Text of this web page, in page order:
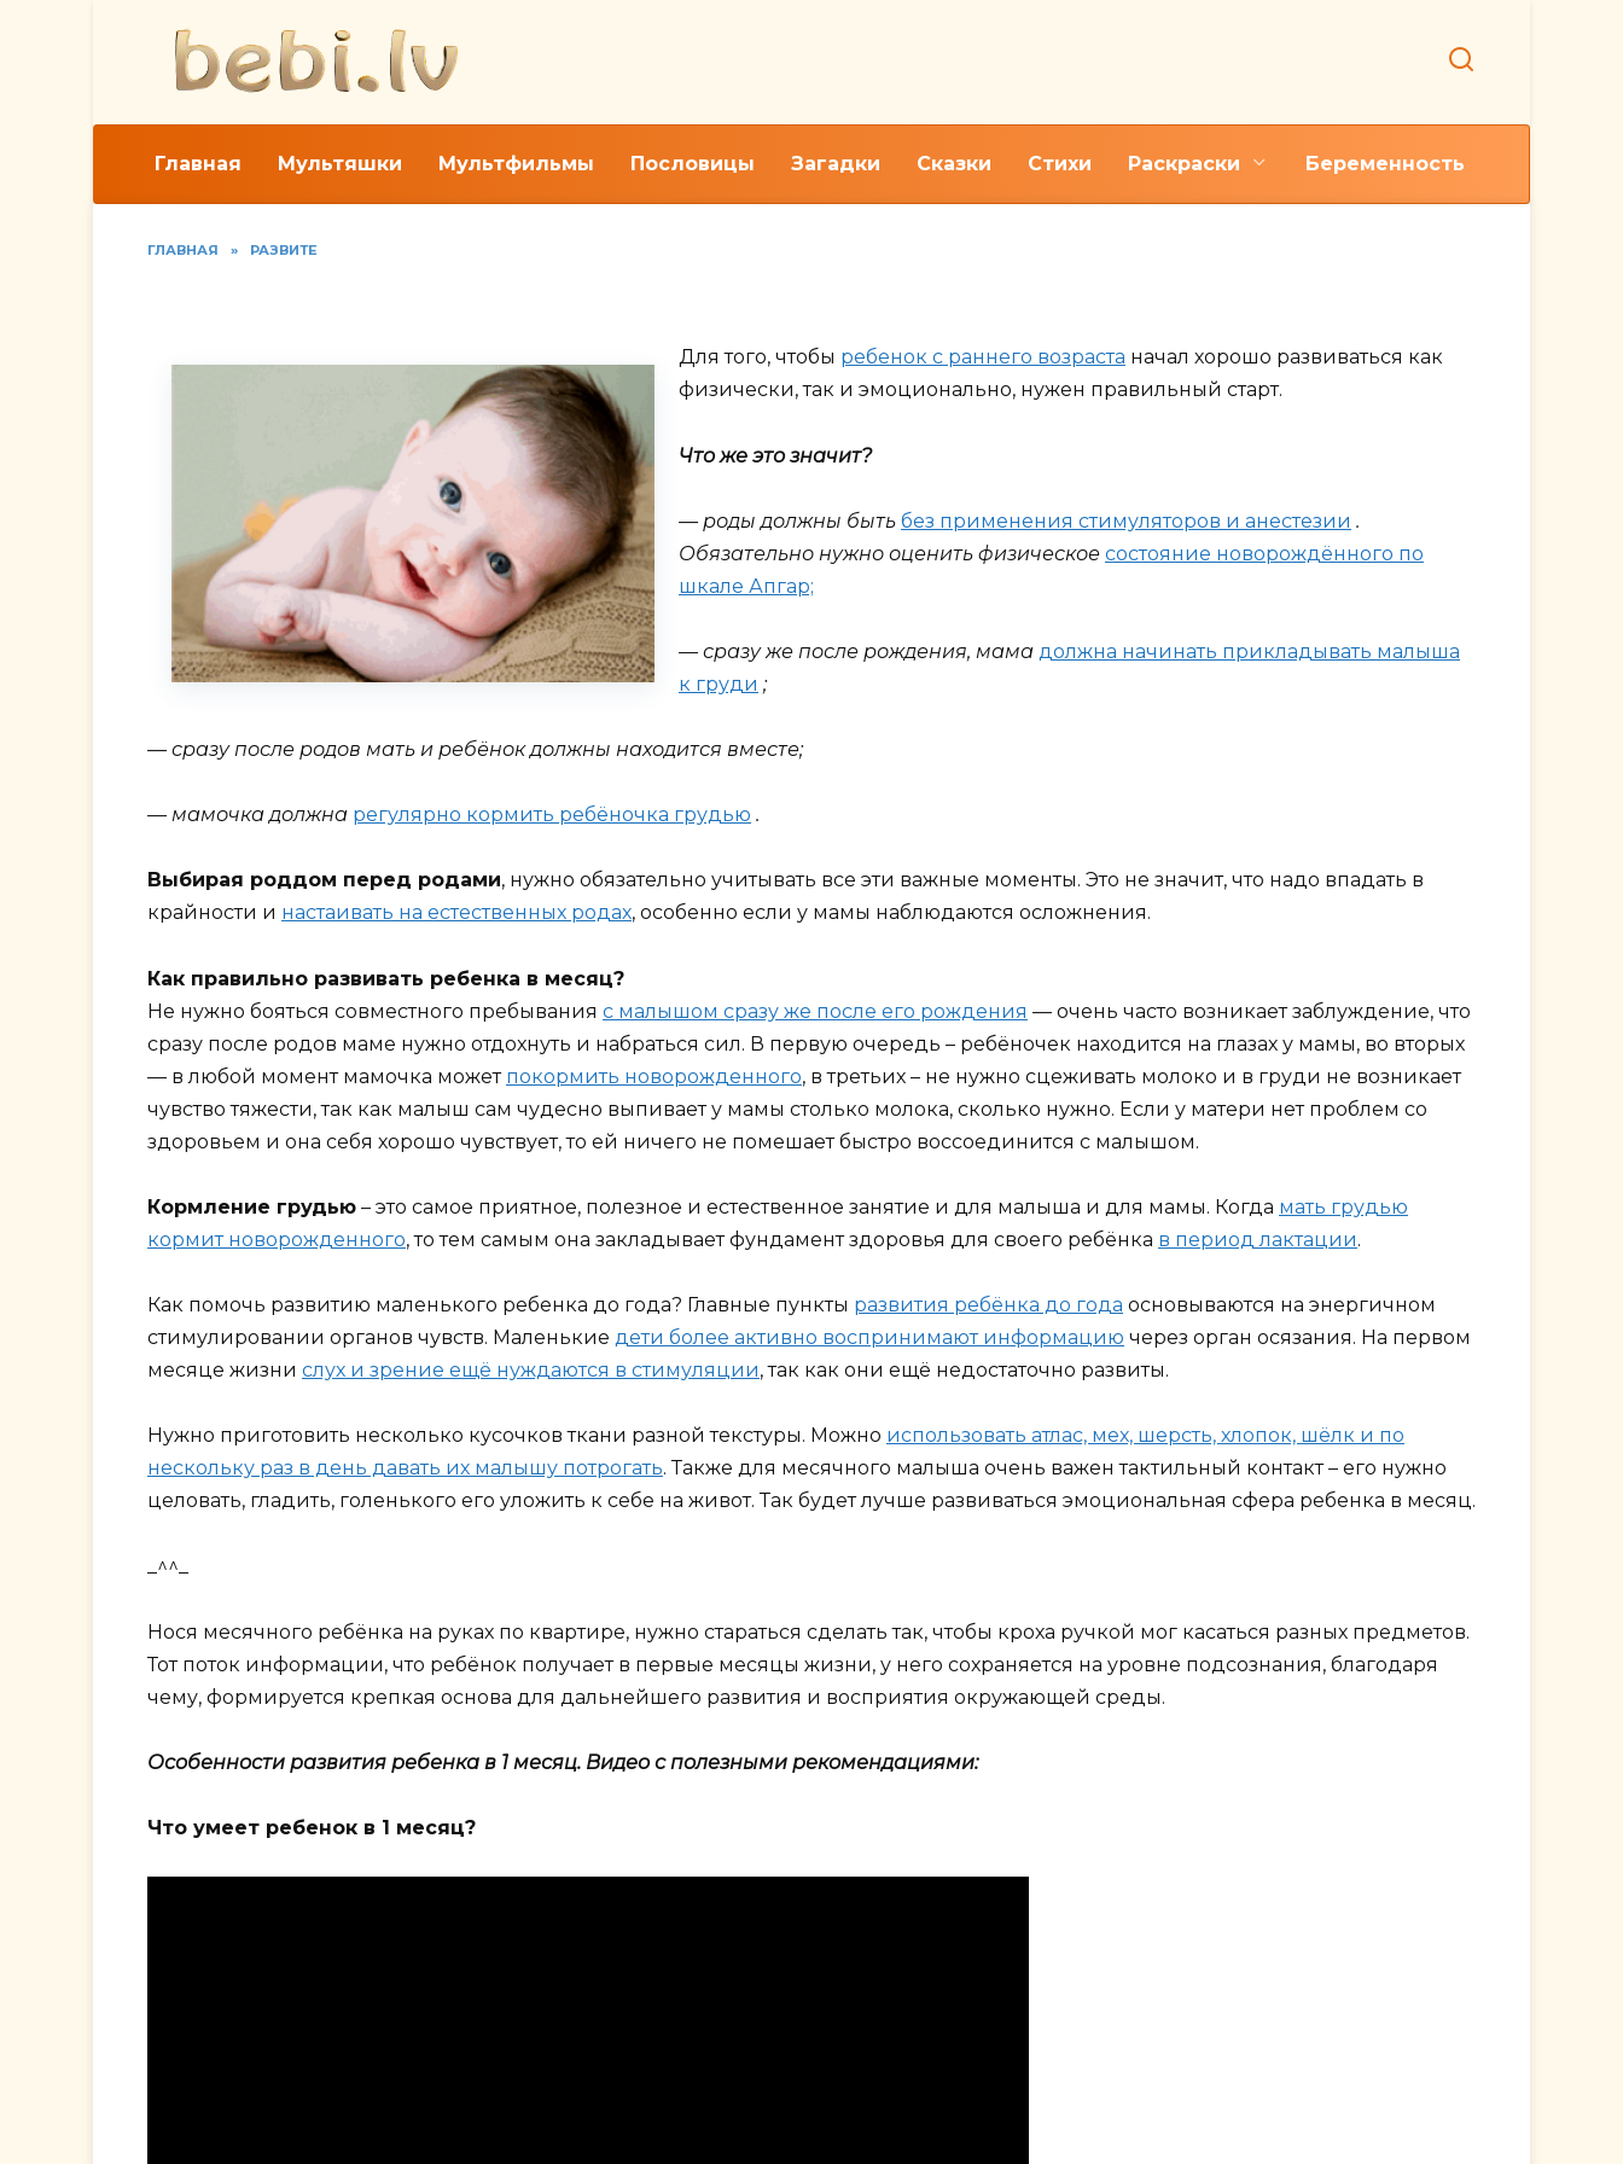
Главная Мультяшки Мультфильмы Пословицы Загадки Сказки Стихи Раскраски Беременность
ГЛАВНАЯ » РАЗВИТЕ
Для того, чтобы ребенок с раннего возраста начал хорошо развиваться как
физически, так и эмоционально, нужен правильный старт.
Что же это значит?
— роды должны быть без применения стимуляторов и анестезии .
Обязательно нужно оценить физическое состояние новорождённого по
шкале Апгар;
— сразу же после рождения, мама должна начинать прикладывать малыша
к груди ;
— сразу после родов мать и ребёнок должны находится вместе;
— мамочка должна регулярно кормить ребёночка грудью .
Выбирая роддом перед родами, нужно обязательно учитывать все эти важные моменты. Это не значит, что надо впадать в
крайности и настаивать на естественных родах, особенно если у мамы наблюдаются осложнения.
Как правильно развивать ребенка в месяц?
Не нужно бояться совместного пребывания с малышом сразу же после его рождения — очень часто возникает заблуждение, что
сразу после родов маме нужно отдохнуть и набраться сил. В первую очередь – ребёночек находится на глазах у мамы, во вторых
— в любой момент мамочка может покормить новорожденного, в третьих – не нужно сцеживать молоко и в груди не возникает
чувство тяжести, так как малыш сам чудесно выпивает у мамы столько молока, сколько нужно. Если у матери нет проблем со
здоровьем и она себя хорошо чувствует, то ей ничего не помешает быстро воссоединится с малышом.
Кормление грудью – это самое приятное, полезное и естественное занятие и для малыша и для мамы. Когда мать грудью
кормит новорожденного, то тем самым она закладывает фундамент здоровья для своего ребёнка в период лактации.
Как помочь развитию маленького ребенка до года? Главные пункты развития ребёнка до года основываются на энергичном
стимулировании органов чувств. Маленькие дети более активно воспринимают информацию через орган осязания. На первом
месяце жизни слух и зрение ещё нуждаются в стимуляции, так как они ещё недостаточно развиты.
Нужно приготовить несколько кусочков ткани разной текстуры. Можно использовать атлас, мех, шерсть, хлопок, шёлк и по
нескольку раз в день давать их малышу потрогать. Также для месячного малыша очень важен тактильный контакт – его нужно
целовать, гладить, голенького его уложить к себе на живот. Так будет лучше развиваться эмоциональная сфера ребенка в месяц.
_^^_
Нося месячного ребёнка на руках по квартире, нужно стараться сделать так, чтобы кроха ручкой мог касаться разных предметов.
Тот поток информации, что ребёнок получает в первые месяцы жизни, у него сохраняется на уровне подсознания, благодаря
чему, формируется крепкая основа для дальнейшего развития и восприятия окружающей среды.
Особенности развития ребенка в 1 месяц. Видео с полезными рекомендациями:
Что умеет ребенок в 1 месяц?